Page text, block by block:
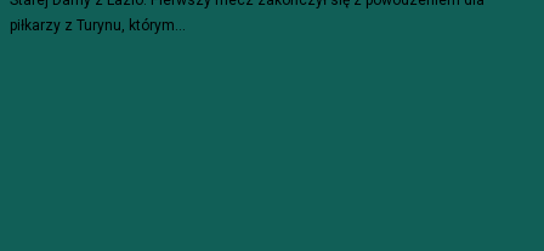
piłkarzy z Turynu, którym...